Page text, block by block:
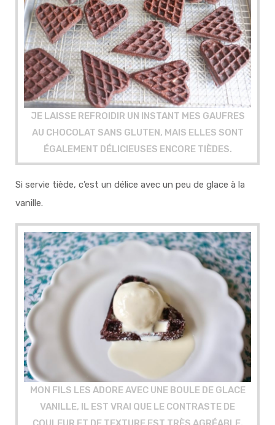
JE LAISSE REFROIDIR UN INSTANT MES GAUFRES
AU CHOCOLAT SANS GLUTEN, MAIS ELLES SONT
ÉGALEMENT DÉLICIEUSES ENCORE TIÈDES.
Si servie tiède, c’est un délice avec un peu de glace à la
vanille.
MON FILS LES ADORE AVEC UNE BOULE DE GLACE
VANILLE, IL EST VRAI QUE LE CONTRASTE DE